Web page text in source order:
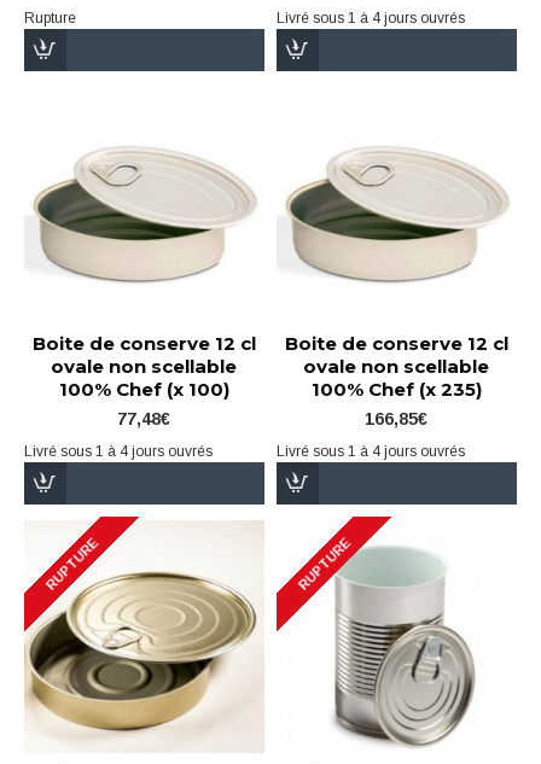
Rupture Livré sous 1 à 4 jours ouvrés
Boite de conserve 12 cl
ovale non scellable
100% Chef (x 100)
77,48€
Livré sous 1 à 4 jours ouvrés
Boite de conserve 12 cl
ovale non scellable
100% Chef (x 235)
166,85€
Livré sous 1 à 4 jours ouvrés
RUPTURE RUPTURE